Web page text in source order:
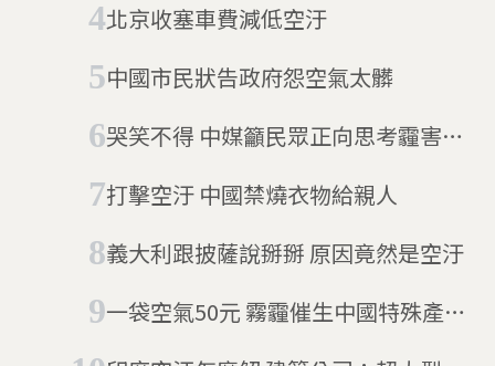
北京收塞車費減低空汙
中國市民狀告政府怨空氣太髒
哭笑不得 中媒籲民眾正向思考霾害惹
打擊空汙 中國禁燒衣物給親人
義大利跟披薩說掰掰 原因竟然是空汙
一袋空氣50元 霧霾催生中國特殊產品